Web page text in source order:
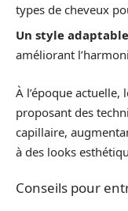
types de cheveux
Un style adaptable
améliorant
À l’époque
proposant des
capillaire,
à des looks
Conseils pour